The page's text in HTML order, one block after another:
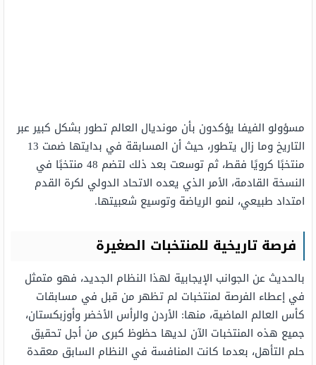
مسؤولو الفيفا يؤكدون بأن مونديال العالم تطور بشكل كبير عبر
التاريخ وما زال يتطور، حيث أن المسابقة في بدايتها ضمت 13
منتخبًا كرويًا فقط، ثم توسعت بعد ذلك لتضم 48 منتخبًا في
النسخة القادمة، الأمر الذي يعده الاتحاد الدولي لكرة القدم
امتداد طبيعي، لنمو الرياضة وتوسيع شعبيتها.
فرصة تاريخية للمنتخبات الصغيرة
بالحديث عن الجوانب الإيجابية لهذا النظام الجديد، فهو متمثل
في إعطاء الفرصة لمنتخبات لم تظهر من قبل في مسابقات
كأس العالم الماضية، منها: الأردن والرأس الأخضر وأوزبكستان،
جميع هذه المنتخبات الآن لديها حظوظ كبرى من أجل تحقيق
حلم التأهل، بعدما كانت المنافسة في النظام السابق معقدة